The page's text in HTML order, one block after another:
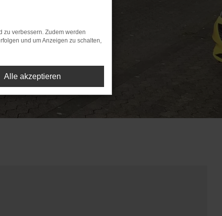
zu verbessern. Zudem werden
und um Anzeigen zu schalten,
Alle akzeptieren